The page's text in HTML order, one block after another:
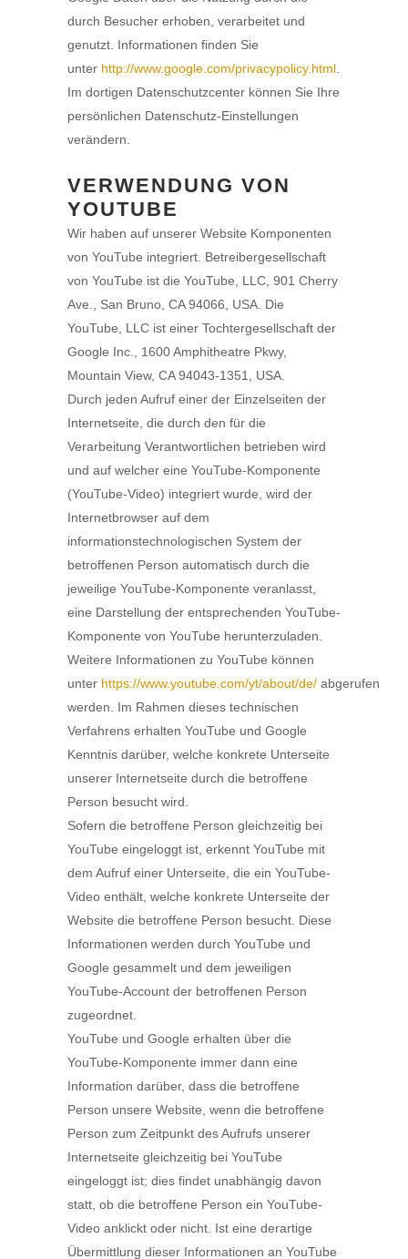
durch Besucher erhoben, verarbeitet und
genutzt. Informationen finden Sie
unter http://www.google.com/privacypolicy.html
Im dortigen Datenschutzcenter können Sie Ihre
persönlichen Datenschutz-Einstellungen
verändern.
VERWENDUNG VON
YOUTUBE
Wir haben auf unserer Website Komponenten
von YouTube integriert. Betreibergesellschaft
von YouTube ist die YouTube, LLC, 901 Cherry
Ave., San Bruno, CA 94066, USA. Die
YouTube, LLC ist einer Tochtergesellschaft der
Google Inc., 1600 Amphitheatre Pkwy,
Mountain View, CA 94043-1351, USA.
Durch jeden Aufruf einer der Einzelseiten der
Internetseite, die durch den für die
Verarbeitung Verantwortlichen betrieben wird
und auf welcher eine YouTube-Komponente
(YouTube-Video) integriert wurde, wird der
Internetbrowser auf dem
informationstechnologischen System der
betroffenen Person automatisch durch die
jeweilige YouTube-Komponente veranlasst,
eine Darstellung der entsprechenden YouTube-
Komponente von YouTube herunterzuladen.
Weitere Informationen zu YouTube können
unter https://www.youtube.com/yt/about/de/ abgerufen
werden. Im Rahmen dieses technischen
Verfahrens erhalten YouTube und Google
Kenntnis darüber, welche konkrete Unterseite
unserer Internetseite durch die betroffene
Person besucht wird.
Sofern die betroffene Person gleichzeitig bei
YouTube eingeloggt ist, erkennt YouTube mit
dem Aufruf einer Unterseite, die ein YouTube-
Video enthält, welche konkrete Unterseite der
Website die betroffene Person besucht. Diese
Informationen werden durch YouTube und
Google gesammelt und dem jeweiligen
YouTube-Account der betroffenen Person
zugeordnet.
YouTube und Google erhalten über die
YouTube-Komponente immer dann eine
Information darüber, dass die betroffene
Person unsere Website, wenn die betroffene
Person zum Zeitpunkt des Aufrufs unserer
Internetseite gleichzeitig bei YouTube
eingeloggt ist; dies findet unabhängig davon
statt, ob die betroffene Person ein YouTube-
Video anklickt oder nicht. Ist eine derartige
Übermittlung dieser Informationen an YouTube